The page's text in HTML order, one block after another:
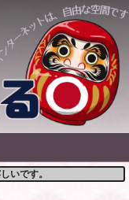
いです。